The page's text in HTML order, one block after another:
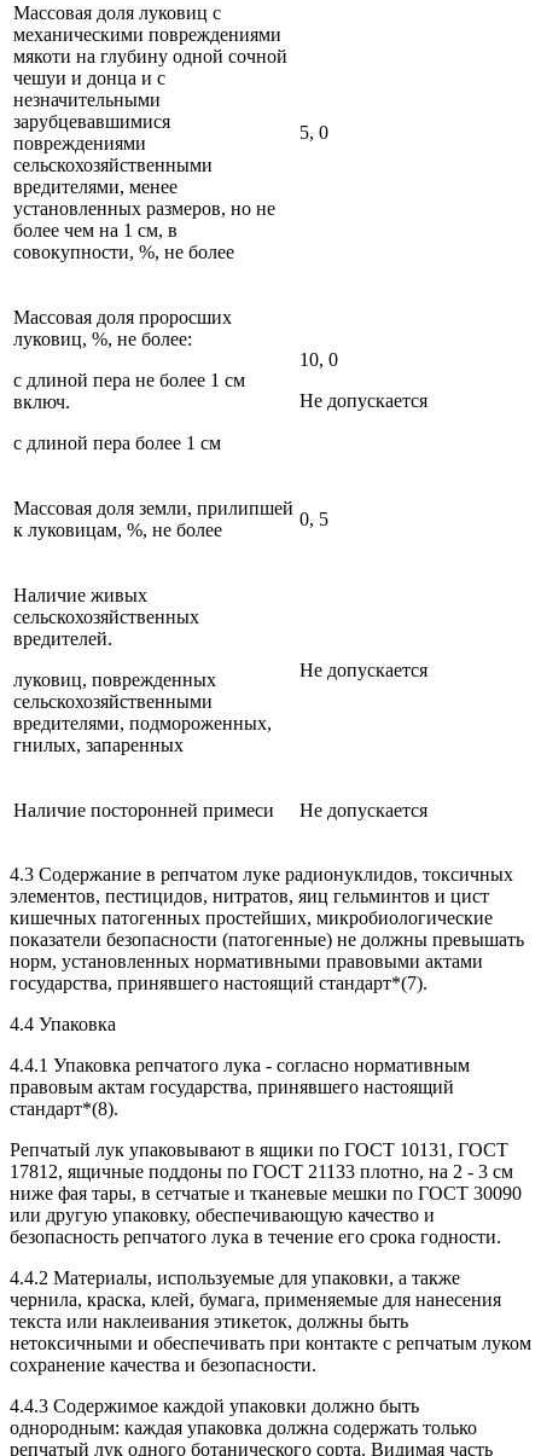
Массовая доля луковиц с
механическими повреждениями
мякоти на глубину одной сочной
чешуи и донца и с
незначительными
зарубцевавшимися
повреждениями
сельскохозяйственными
вредителями, менее
установленных размеров, но не
более чем на 1 см, в
совокупности, %, не более
5, 0
Массовая доля проросших
луковиц, %, не более:
с длиной пера не более 1 см
включ.
с длиной пера более 1 см
10, 0
Не допускается
Массовая доля земли, прилипшей
к луковицам, %, не более
0, 5
Наличие живых
сельскохозяйственных
вредителей.
луковиц, поврежденных
сельскохозяйственными
вредителями, подмороженных,
гнилых, запаренных
Не допускается
Наличие посторонней примеси Не допускается
4.3 Содержание в репчатом луке радионуклидов, токсичных
элементов, пестицидов, нитратов, яиц гельминтов и цист
кишечных патогенных простейших, микробиологические
показатели безопасности (патогенные) не должны превышать
норм, установленных нормативными правовыми актами
государства, принявшего настоящий стандарт*(7).
4.4 Упаковка
4.4.1 Упаковка репчатого лука - согласно нормативным
правовым актам государства, принявшего настоящий
стандарт*(8).
Репчатый лук упаковывают в ящики по ГОСТ 10131, ГОСТ
17812, ящичные поддоны по ГОСТ 21133 плотно, на 2 - 3 см
ниже фая тары, в сетчатые и тканевые мешки по ГОСТ 30090
или другую упаковку, обеспечивающую качество и
безопасность репчатого лука в течение его срока годности.
4.4.2 Материалы, используемые для упаковки, а также
чернила, краска, клей, бумага, применяемые для нанесения
текста или наклеивания этикеток, должны быть
нетоксичными и обеспечивать при контакте с репчатым луком
сохранение качества и безопасности.
4.4.3 Содержимое каждой упаковки должно быть
однородным: каждая упаковка должна содержать только
репчатый лук одного ботанического сорта. Видимая часть